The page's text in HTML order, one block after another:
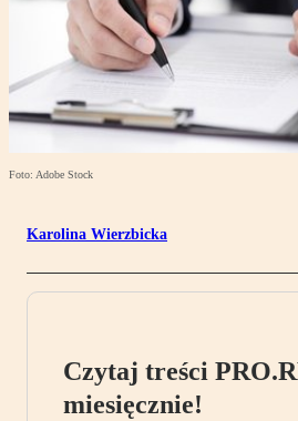
Foto: Adobe Stock
Karolina Wierzbicka
Czytaj treści
miesięcznie!